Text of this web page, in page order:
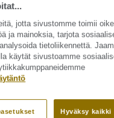
saman helpon ja
iQ Optima -
parannusarvo
lattiaratkaisujen
uudenveroiseksi
sekä
jotta sivustomme toimii
ja mainoksia, tarjota
tietoliikennettä.
käytät sivustoamme
Hyväksy kaikki